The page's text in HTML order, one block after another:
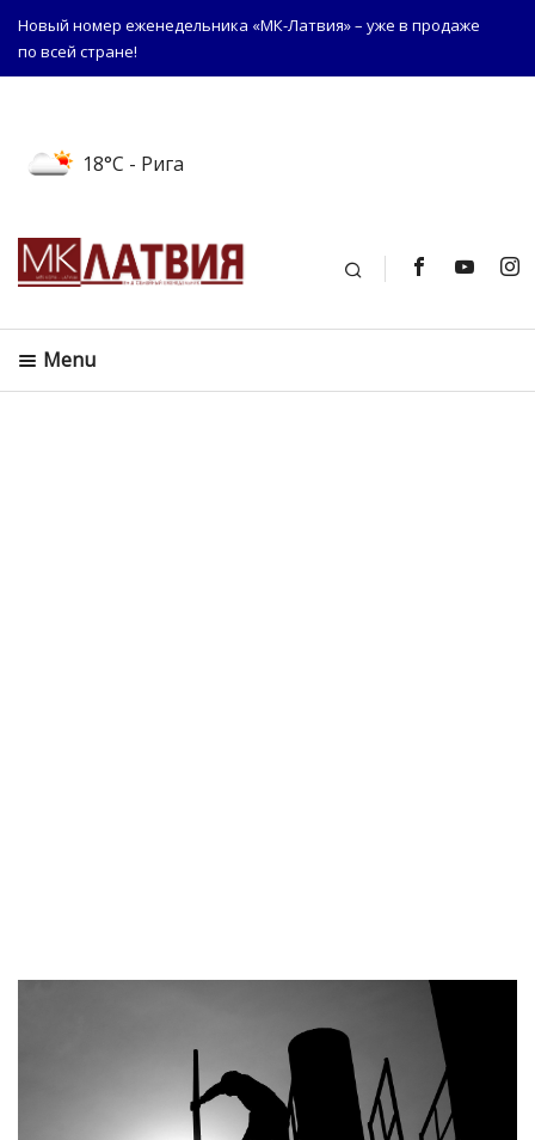
Новый номер еженедельника «МК-Латвия» – уже в продаже
по всей стране!
18°C - Рига
Поиск
Menu